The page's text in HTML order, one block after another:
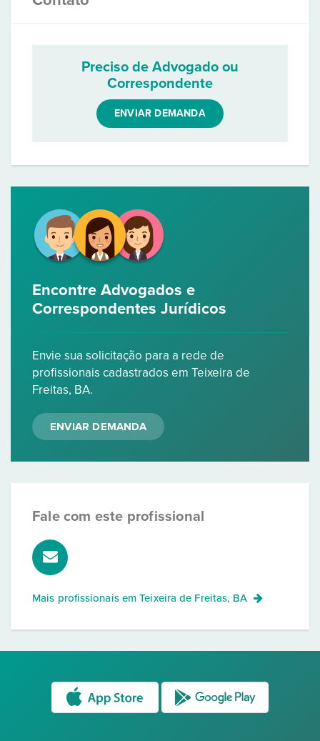
Preciso de Advogado ou
Correspondente
ENVIAR DEMANDA
Encontre Advogados e
Correspondentes Jurídicos
Envie sua solicitação para a rede de
profissionais cadastrados em Teixeira de
Freitas, BA.
ENVIAR DEMANDA
Fale com este profissional
Mais profissionais emTeixeira de Freitas, BA